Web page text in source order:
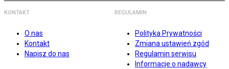
KONTAKT
O nas
Kontakt
Napisz do nas
REGULAMIN
Polityka Prywatności
Zmiana ustawień zgód
Regulamin serwisu
Informacje o nadawcy